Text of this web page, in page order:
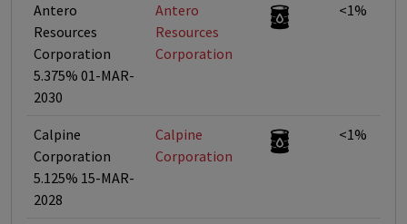
Antero
Resources
Corporation
5.375% 01-MAR-
2030
Antero
Resources
Corporation
<1%
Calpine
Corporation
5.125% 15-MAR-
2028
Calpine
Corporation
<1%